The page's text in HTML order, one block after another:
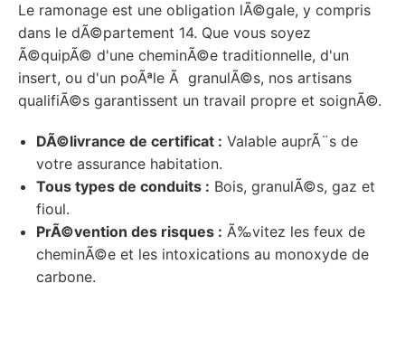
Le ramonage est une obligation lÃ©gale, y compris
dans le dÃ©partement 14. Que vous soyez
Ã©quipÃ© d'une cheminÃ©e traditionnelle, d'un
insert, ou d'un poÃªle Ã granulÃ©s, nos artisans
qualifiÃ©s garantissent un travail propre et soignÃ©.
DÃ©livrance de certificat : Valable auprÃ¨s de
votre assurance habitation.
Tous types de conduits : Bois, granulÃ©s, gaz et
fioul.
PrÃ©vention des risques : Ã‰vitez les feux de
cheminÃ©e et les intoxications au monoxyde de
carbone.